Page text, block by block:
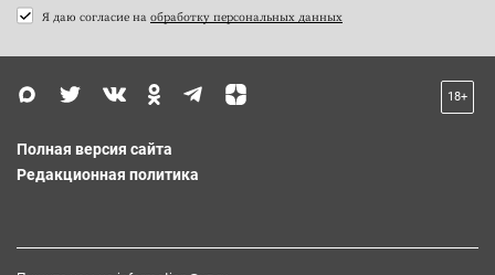
Я даю согласие на обработку персональных данных
18+
Полная версия сайта
Редакционная политика